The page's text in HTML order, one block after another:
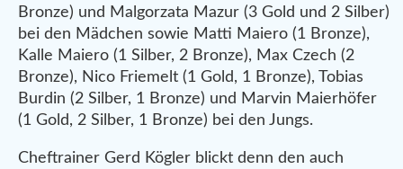
Bronze) und Malgorzata Mazur (3 Gold und 2 Silber)
bei den Mädchen sowie Matti Maiero (1 Bronze),
Kalle Maiero (1 Silber, 2 Bronze), Max Czech (2
Bronze), Nico Friemelt (1 Gold, 1 Bronze), Tobias
Burdin (2 Silber, 1 Bronze) und Marvin Maierhöfer
(1 Gold, 2 Silber, 1 Bronze) bei den Jungs.
Cheftrainer Gerd Kögler blickt denn den auch